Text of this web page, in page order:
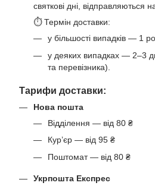
святкові дні, відправляються
⏱ Термін доставки:
у більшості випадків — 1
у деяких випадках — 2–3
та перевізника).
Тарифи доставки:
Нова пошта
Відділення — від 80 ₴
Кур’єр — від 95 ₴
Поштомат — від 80 ₴
Укрпошта Експрес